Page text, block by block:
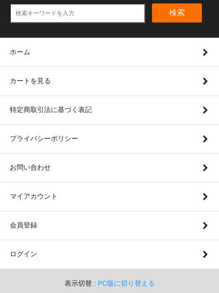
検索
ホーム
カートを見る
特定商取引法に基づく表記
プライバシーポリシー
お問い合わせ
マイアカウント
会員登録
ログイン
表示切替 : PC版に切り替える